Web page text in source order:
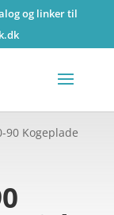
og linker til
90 Kogeplade